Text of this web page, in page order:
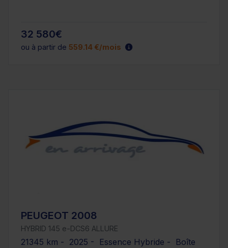
32 580€
ou à partir de 559.14 €/mois
PEUGEOT 2008
HYBRID 145 e-DCS6 ALLURE
21345 km - 2025 - Essence Hybride - Boîte